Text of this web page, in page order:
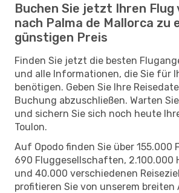
Buchen Sie jetzt Ihren Flug
nach Palma de Mallorca zu
günstigen Preis
Finden Sie jetzt die besten
und alle Informationen, die Sie für
benötigen. Geben Sie Ihre
Buchung abzuschließen. Warten
und sichern Sie sich noch heute
Toulon.
Auf Opodo finden Sie über 155.000
690 Fluggesellschaften, 2.100.000
und 40.000 verschiedenen
profitieren Sie von unserem breiten